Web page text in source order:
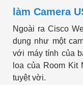
làm Camera
Ngoài ra Cisco
dụng như một
với máy tính của
loa của Room Kit
tuyệt vời.